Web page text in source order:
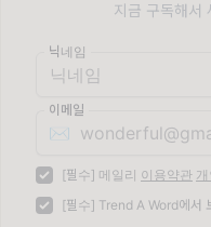
지금 구독해서
닉네임
이메일
✉️
[필수] 메일리 이용약관
[필수] Trend A Word에서